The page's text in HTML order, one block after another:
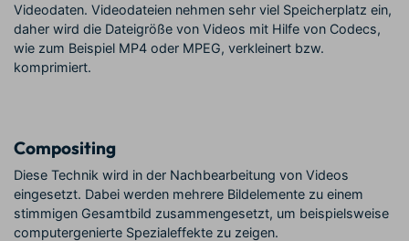
Videodaten. Videodateien nehmen sehr viel Speicherplatz ein,
daher wird die Dateigröße von Videos mit Hilfe von Codecs,
wie zum Beispiel MP4 oder MPEG, verkleinert bzw.
komprimiert.
Compositing
Diese Technik wird in der Nachbearbeitung von Videos
eingesetzt. Dabei werden mehrere Bildelemente zu einem
stimmigen Gesamtbild zusammengesetzt, um beispielsweise
computergenierte Spezialeffekte zu zeigen.